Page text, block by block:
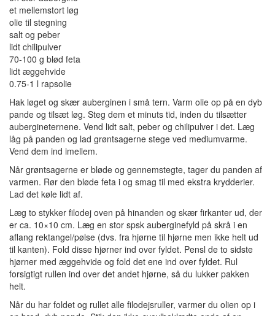
et mellemstort løg
olie til stegning
salt og peber
lidt chilipulver
70-100 g blød feta
lidt æggehvide
0.75-1 l rapsolie
Hak løget og skær auberginen i små tern. Varm olie op på en dyb
pande og tilsæt løg. Steg dem et minuts tid, inden du tilsætter
aubergineternene. Vend lidt salt, peber og chilipulver i det. Læg
låg på panden og lad grøntsagerne stege ved mediumvarme.
Vend dem ind imellem.
Når grøntsagerne er bløde og gennemstegte, tager du panden af
varmen. Rør den bløde feta i og smag til med ekstra krydderier.
Lad det køle lidt af.
Læg to stykker filodej oven på hinanden og skær firkanter ud, der
er ca. 10×10 cm. Læg en stor spsk auberginefyld på skrå i en
aflang rektangel/pølse (dvs. fra hjørne til hjørne men ikke helt ud
til kanten). Fold disse hjørner ind over fyldet. Pensl de to sidste
hjørner med æggehvide og fold det ene ind over fyldet. Rul
forsigtigt rullen ind over det andet hjørne, så du lukker pakken
helt.
Når du har foldet og rullet alle filodejsruller, varmer du olien op i